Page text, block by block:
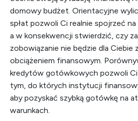
domowy budżet. Orientacyjne
spłat pozwoli Ci realnie spojrzeć
a w konsekwencji stwierdzić, czy
zobowiązanie nie będzie dla Ciebie
obciążeniem finansowym.
kredytów gotówkowych pozwoli
tym, do których instytucji
aby pozyskać szybką gotówkę na
warunkach.